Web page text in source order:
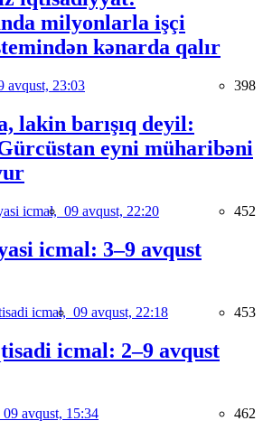
milyonlarla işçi
kənarda qalır
avqust, 23:03 398
lakin barışıq deyil:
eyni müharibəni
icmal, 09 avqust, 22:20 452
icmal: 3–9 avqust
icmal, 09 avqust, 22:18 453
icmal: 2–9 avqust
09 avqust, 15:34 462